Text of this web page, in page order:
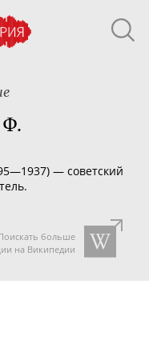
— советский
больше
на Википедии